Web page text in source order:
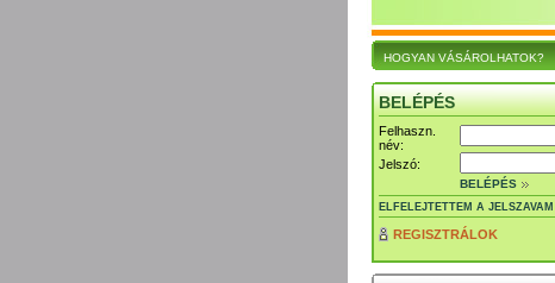
HOGYAN VÁSÁROLHATOK?
BELÉPÉS
Felhaszn.
név:
Jelszó:
BELÉPÉS
ELFELEJTETTEM A JELSZAVAM
REGISZTRÁLOK